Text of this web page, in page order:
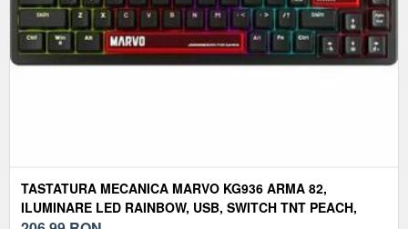
TASTATURA MECANICA MARVO KG936 ARMA 82,
ILUMINARE LED RAINBOW, USB, SWITCH TNT PEACH,